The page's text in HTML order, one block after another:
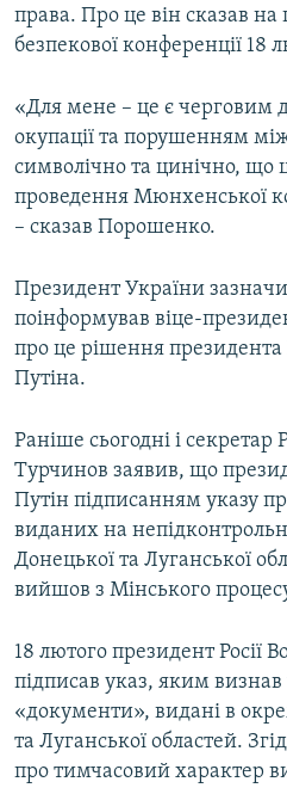
права. Про це він сказав
безпекової конференції 18
«Для мене – це є черговим
окупації та порушенням
символічно та цинічно, що
проведення Мюнхенської
– сказав Порошенко.
Президент України
поінформував віце-
про це рішення президента
Путіна.
Раніше сьогодні і
Турчинов заявив, що
Путін підписанням указу
виданих на
Донецької та Луганської
вийшов з Мінського
18 лютого президент Росії
підписав указ, яким
«документи», видані в
та Луганської областей.
про тимчасовий характер